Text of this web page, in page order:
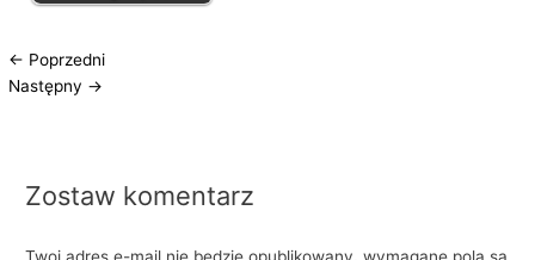
← Poprzedni
Następny →
Zostaw komentarz